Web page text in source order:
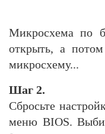
Микросхема по
открыть, а
микросхему...
Шаг 2.
Сбросьте
меню BIOS.